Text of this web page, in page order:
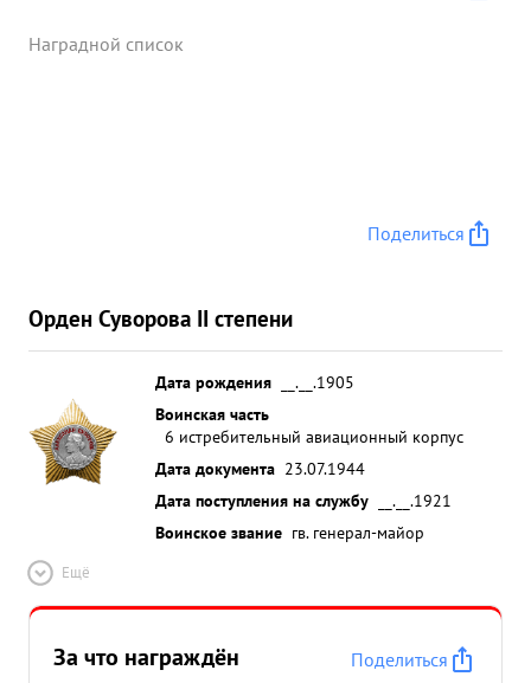
Наградной список
Поделиться
Орден Суворова II степени
Дата рождения
__.__.1905
Воинская часть
6 истребительный авиационный корпус
Дата документа 23.07.1944
Дата поступления на службу
__.__.1921
Воинское звание гв. генерал-майор
Ещё
За что награждён
Поделиться